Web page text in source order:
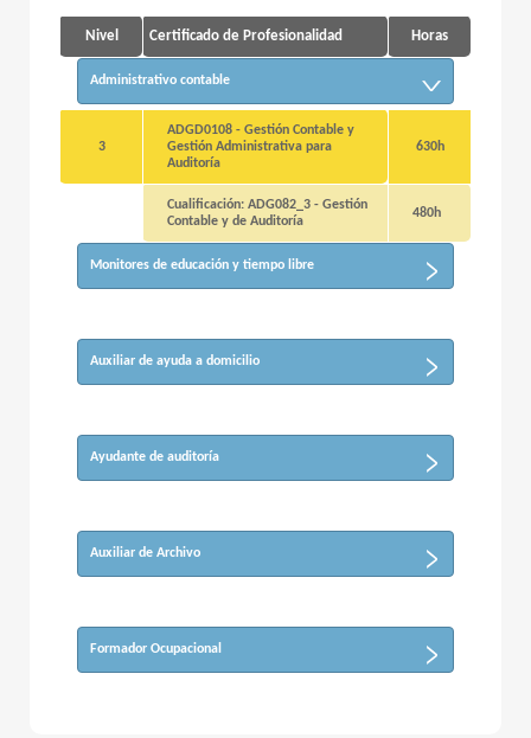
Nivel Certificado de Profesionalidad Horas
Administrativo contable
3
ADGD0108 - Gestión Contable y
Gestión Administrativa para
Auditoría
630h
Cualificación: ADG082_3 - Gestión
Contable y de Auditoría
480h
Monitores de educación y tiempo libre
Auxiliar de ayuda a domicilio
Ayudante de auditoría
Auxiliar de Archivo
Formador Ocupacional